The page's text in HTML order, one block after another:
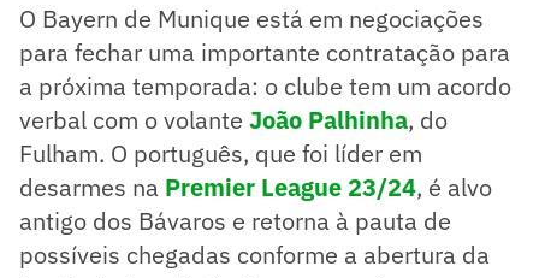
O Bayern de Munique está em negociações
para fechar uma importante contratação para
a próxima temporada: o clube tem um acordo
verbal com o volante João Palhinha, do
Fulham. O português, que foi líder em
desarmes na Premier League 23/24, é alvo
antigo dos Bávaros e retorna à pauta de
possíveis chegadas conforme a abertura da